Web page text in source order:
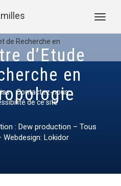
de Recherche en
d’Etude
en
Contactez-nous
de ce site
: Dew production – Tous
Lokidor